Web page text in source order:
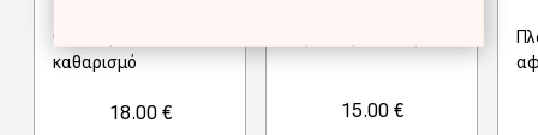
Gel για βαθύ
καθαρισμό
18.00 € 15.00 €